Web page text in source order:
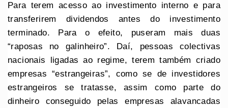
Para terem acesso ao investimento interno e para
transferirem dividendos antes do investimento
terminado. Para o efeito, puseram mais duas
“raposas no galinheiro”. Daí, pessoas colectivas
nacionais ligadas ao regime, terem também criado
empresas “estrangeiras”, como se de investidores
estrangeiros se tratasse, assim como parte do
dinheiro conseguido pelas empresas alavancadas